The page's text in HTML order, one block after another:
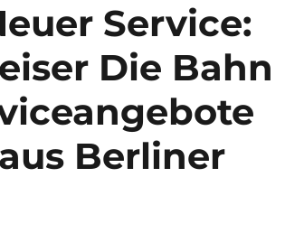
Service:
Die Bahn
Berliner